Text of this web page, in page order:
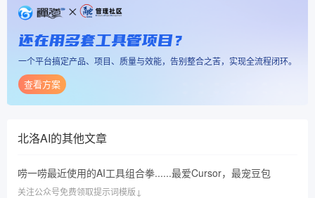
还在用多套工具管项目？
一个平台搞定产品、项目、质量与效能，告别整合之苦，实现全流程闭环。
查看方案
北洛AI的其他文章
唠一唠最近使用的AI工具组合拳......最爱Cursor，最宠豆包
关注公众号免费领取提示词模版↓